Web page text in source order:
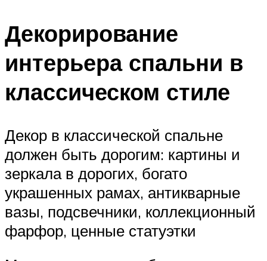
Декорирование
интерьера спальни в
классическом стиле
Декор в классической спальне
должен быть дорогим: картины и
зеркала в дорогих, богато
украшенных рамах, антикварные
вазы, подсвечники, коллекционный
фарфор, ценные статуэтки